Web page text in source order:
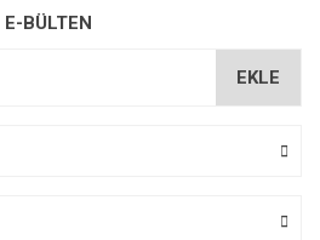
bilgiler bulunuyor.
E-BÜLTEN
EKLE